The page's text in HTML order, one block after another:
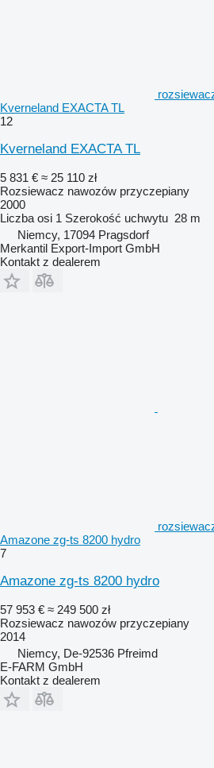
Kverneland EXACTA TL
12
Kverneland EXACTA TL
5 831 € ≈ 25 110 zł
Rozsiewacz nawozów przyczepiany
2000
Liczba osi 1 Szerokość uchwytu 28 m
Niemcy, 17094 Pragsdorf
Merkantil Export-Import GmbH
Kontakt z dealerem
Amazone zg-ts 8200 hydro
7
Amazone zg-ts 8200 hydro
57 953 € ≈ 249 500 zł
Rozsiewacz nawozów przyczepiany
2014
Niemcy, De-92536 Pfreimd
E-FARM GmbH
Kontakt z dealerem